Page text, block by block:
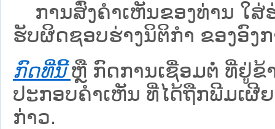
ການສົ່ງຄໍາເຫັນຂອງທ່ານ ໃສ່
ຮັບຜິດຊອບຮ່າງນິຕິກຳ ຂອງອົງ
ກົດທີ່ນີ້ ຫຼື ກົດການເຊື່ອມຕໍ່ ທີ່ຢູ່ຂ້
ປະກອບຄຳເຫັນ ທີ່ໄດ້ຖືກພີມເຜີ
ກ່າວ.